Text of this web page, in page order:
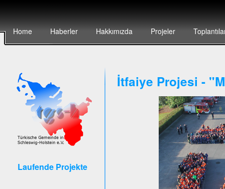
Home Haberler Hakkımızda Projeler
Laufende Projekte
İtfaiye Projesi -